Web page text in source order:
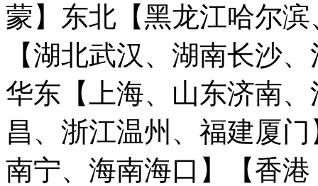
蒙】 东北【黑龙江哈尔
【湖北武汉、湖南长沙
华东【上海、山东济南
昌、浙江温州、福建厦门
南宁、海南海口】
【香